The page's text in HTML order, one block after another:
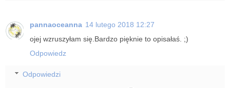
pannaoceanna 14 lutego 2018 12:27
ojej wzruszyłam się.Bardzo pięknie to opisałaś. ;)
Odpowiedz
Odpowiedzi